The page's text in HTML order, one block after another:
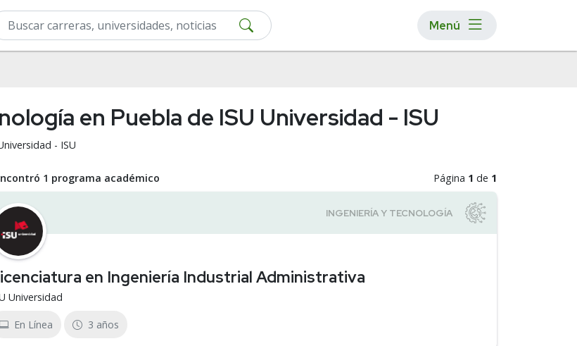
Menú
en Puebla de ISU Universidad - ISU
- ISU
1 programa académico Página 1 de 1
en Ingeniería Industrial Administrativa
Universidad
En Línea 3 años